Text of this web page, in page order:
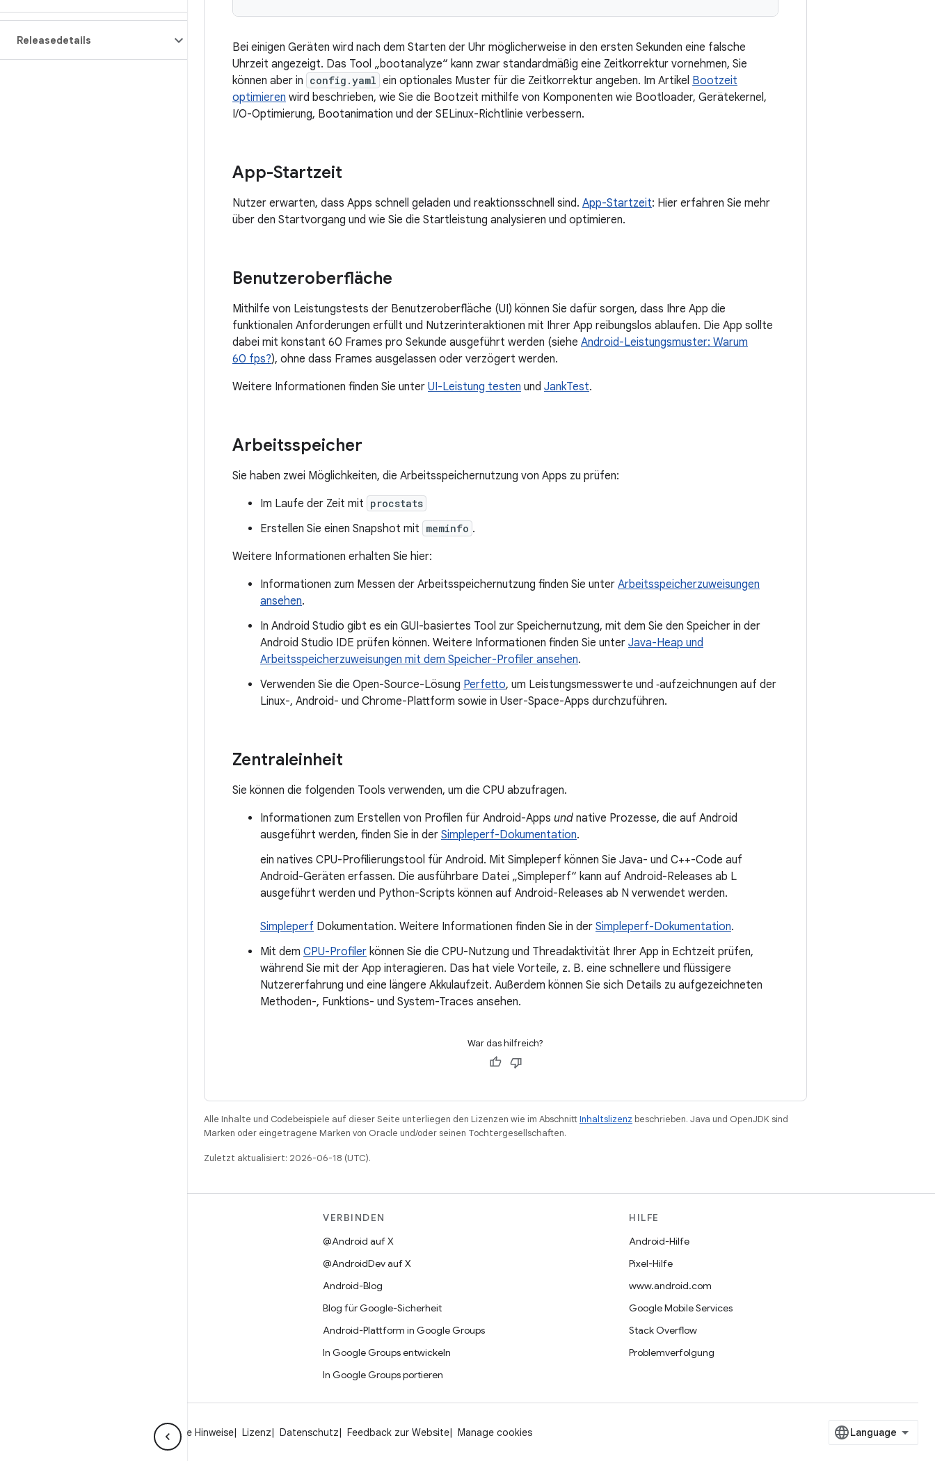
Releasedetails
Bei einigen Geräten wird nach dem Starten der Uhr möglicherweise in den ersten Sekunden eine falsche
Uhrzeit angezeigt. Das Tool „bootanalyze“ kann zwar standardmäßig eine Zeitkorrektur vornehmen, Sie
können aber in config.yaml ein optionales Muster für die Zeitkorrektur angeben. Im Artikel Bootzeit
optimieren wird beschrieben, wie Sie die Bootzeit mithilfe von Komponenten wie Bootloader, Gerätekernel,
I/O-Optimierung, Bootanimation und der SELinux-Richtlinie verbessern.
App-Startzeit
Nutzer erwarten, dass Apps schnell geladen und reaktionsschnell sind. App-Startzeit: Hier erfahren Sie mehr
über den Startvorgang und wie Sie die Startleistung analysieren und optimieren.
Benutzeroberfläche
Mithilfe von Leistungstests der Benutzeroberfläche (UI) können Sie dafür sorgen, dass Ihre App die
funktionalen Anforderungen erfüllt und Nutzerinteraktionen mit Ihrer App reibungslos ablaufen. Die App sollte
dabei mit konstant 60 Frames pro Sekunde ausgeführt werden (siehe Android-Leistungsmuster: Warum
60 fps?), ohne dass Frames ausgelassen oder verzögert werden.
Weitere Informationen finden Sie unter UI-Leistung testen und JankTest.
Arbeitsspeicher
Sie haben zwei Möglichkeiten, die Arbeitsspeichernutzung von Apps zu prüfen:
Im Laufe der Zeit mit procstats
Erstellen Sie einen Snapshot mit meminfo .
Weitere Informationen erhalten Sie hier:
Informationen zum Messen der Arbeitsspeichernutzung finden Sie unter Arbeitsspeicherzuweisungen
ansehen.
In Android Studio gibt es ein GUI-basiertes Tool zur Speichernutzung, mit dem Sie den Speicher in der
Android Studio IDE prüfen können. Weitere Informationen finden Sie unter Java-Heap und
Arbeitsspeicherzuweisungen mit dem Speicher-Profiler ansehen.
Verwenden Sie die Open-Source-Lösung Perfetto, um Leistungsmesswerte und ‑aufzeichnungen auf der
Linux-, Android- und Chrome-Plattform sowie in User-Space-Apps durchzuführen.
Zentraleinheit
Sie können die folgenden Tools verwenden, um die CPU abzufragen.
Informationen zum Erstellen von Profilen für Android-Apps und native Prozesse, die auf Android
ausgeführt werden, finden Sie in der Simpleperf-Dokumentation.
ein natives CPU-Profilierungstool für Android. Mit Simpleperf können Sie Java- und C++-Code auf
Android-Geräten erfassen. Die ausführbare Datei „Simpleperf“ kann auf Android-Releases ab L
ausgeführt werden und Python-Scripts können auf Android-Releases ab N verwendet werden.
Simpleperf Dokumentation. Weitere Informationen finden Sie in der Simpleperf-Dokumentation.
Mit dem CPU-Profiler können Sie die CPU-Nutzung und Threadaktivität Ihrer App in Echtzeit prüfen,
während Sie mit der App interagieren. Das hat viele Vorteile, z. B. eine schnellere und flüssigere
Nutzererfahrung und eine längere Akkulaufzeit. Außerdem können Sie sich Details zu aufgezeichneten
Methoden-, Funktions- und System-Traces ansehen.
War das hilfreich?
Alle Inhalte und Codebeispiele auf dieser Seite unterliegen den Lizenzen wie im AbschnittInhaltslizenz beschrieben. Java und OpenJDK sind
Marken oder eingetragene Marken von Oracle und/oder seinen Tochtergesellschaften.
Zuletzt aktualisiert: 2026-06-18 (UTC).
VERBINDEN
@Android auf X
@AndroidDev auf X
Android-Blog
Blog für Google-Sicherheit
Android-Plattform in Google Groups
In Google Groups entwickeln
In Google Groups portieren
HILFE
Android-Hilfe
Pixel-Hilfe
www.android.com
Google Mobile Services
Stack Overflow
Problemverfolgung
Rechtliche Hinweise Lizenz Datenschutz Feedback zur Website Manage cookies